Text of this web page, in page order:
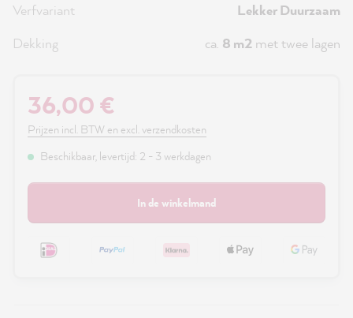
Verfvariant
Lekker Duurzaam
Dekking
ca. 8 m2 met twee lagen
36,00 €
Prijzen incl. BTW en excl. verzendkosten
Beschikbaar, levertijd: 2 - 3 werkdagen
In de winkelmand